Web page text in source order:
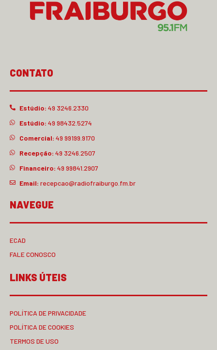
CONTATO
Estúdio: 49 3246.2330
Estúdio: 49 98432.5274
Comercial: 49 99199.9170
Recepção: 49 3246.2507
Financeiro: 49 99841.2907
Email: recepcao@radiofraiburgo.fm.br
NAVEGUE
ECAD
FALE CONOSCO
LINKS ÚTEIS
POLÍTICA DE PRIVACIDADE
POLÍTICA DE COOKIES
TERMOS DE USO